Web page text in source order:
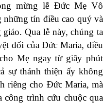
mừng lễ Đức Mẹ Vô
tín điều cao quý và
Qua lễ này, chúng ta
đối của Đức Maria, điều
Mẹ ngay từ giây phút
sự thánh thiện ấy không
riêng cho Đức Maria, mà
công trình cứu chuộc qua